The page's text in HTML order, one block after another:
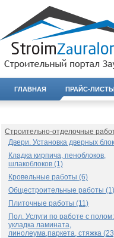
ГЛАВНАЯ ПРАЙС-
Строительно-отделочные
Двери. Установка дверных
Кладка кирпича, пеноблоков,
шлакоблоков (1)
Кровельные работы (6)
Общестроительные работы (1)
Плиточные работы (11)
Пол. Услуги по работе с полом:
укладка ламината,
линолеума,паркета, стяжка